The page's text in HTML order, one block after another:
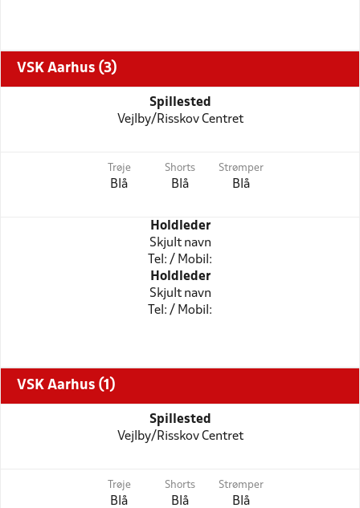
VSK Aarhus (3)
Spillested
Vejlby/Risskov Centret
Trøje
Blå
Shorts
Blå
Strømper
Blå
Holdleder
Skjult navn
Tel: / Mobil:
Holdleder
Skjult navn
Tel: / Mobil:
VSK Aarhus (1)
Spillested
Vejlby/Risskov Centret
Trøje
Blå
Shorts
Blå
Strømper
Blå